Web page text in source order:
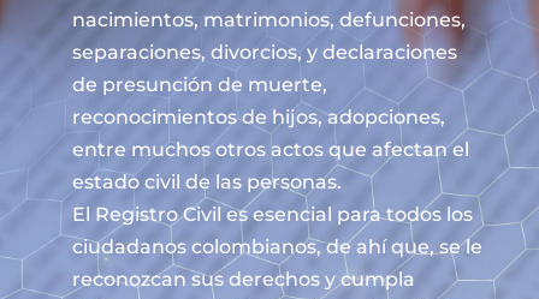
nacimientos, matrimonios, defunciones,
separaciones, divorcios, y declaraciones
de presunción de muerte,
reconocimientos de hijos, adopciones,
entre muchos otros actos que afectan el
estado civil de las personas.
El Registro Civil es esencial para todos los
ciudadanos colombianos, de ahí que, se le
reconozcan sus derechos y cumpla